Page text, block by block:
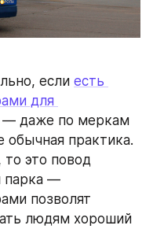
если есть
для
— даже по меркам
обычная практика.
то это повод
парка —
позволят
людям хороший